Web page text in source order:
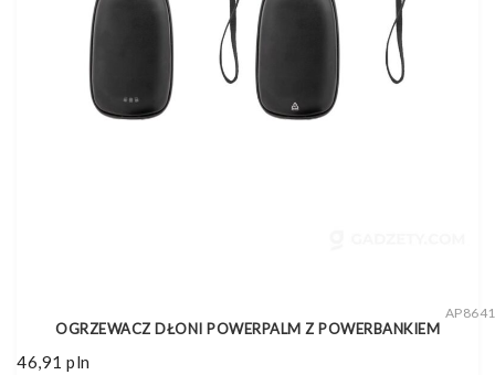
OGRZEWACZ DŁONI POWERPALM Z POWERBANKIEM
46,91 pln